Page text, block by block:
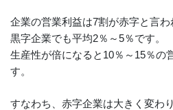
企業の営業利益は7割が赤字と言わ
黒字企業でも平均2％～5％です。
生産性が倍になると10％～15％の
す。
すなわち、赤字企業は大きく変わ